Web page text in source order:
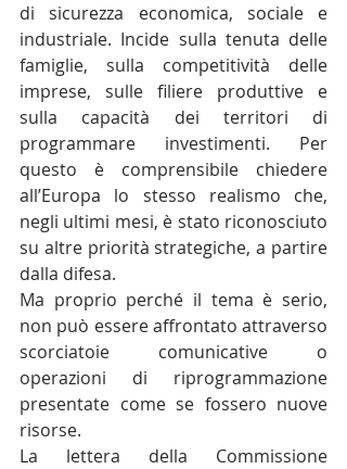
di sicurezza economica, sociale e
industriale. Incide sulla tenuta delle
famiglie, sulla competitività delle
imprese, sulle filiere produttive e
sulla capacità dei territori di
programmare investimenti. Per
questo è comprensibile chiedere
all’Europa lo stesso realismo che,
negli ultimi mesi, è stato riconosciuto
su altre priorità strategiche, a partire
dalla difesa.
Ma proprio perché il tema è serio,
non può essere affrontato attraverso
scorciatoie comunicative o
operazioni di riprogrammazione
presentate come se fossero nuove
risorse.
La lettera della Commissione